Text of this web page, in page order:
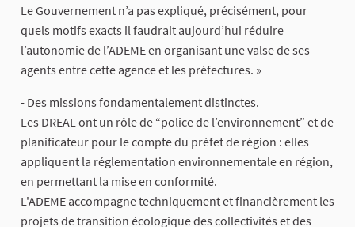
Le Gouvernement n’a pas expliqué, précisément, pour
quels motifs exacts il faudrait aujourd’hui réduire
l’autonomie de l’ADEME en organisant une valse de ses
agents entre cette agence et les préfectures. »
- Des missions fondamentalement distinctes.
Les DREAL ont un rôle de “police de l’environnement” et de
planificateur pour le compte du préfet de région : elles
appliquent la réglementation environnementale en région,
en permettant la mise en conformité.
L'ADEME accompagne techniquement et financièrement les
projets de transition écologique des collectivités et des